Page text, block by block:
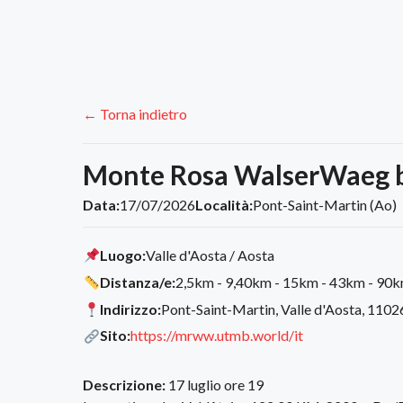
← Torna indietro
Monte Rosa WalserWaeg
Data:17/07/2026Località:Pont-Saint-Martin (Ao)
Luogo:Valle d'Aosta / Aosta
Distanza/e:2,5km - 9,40km - 15km - 43km -
Indirizzo:Pont-Saint-Martin, Valle d'Aosta,
Sito:https://mrww.utmb.world/it
Descrizione: 17 luglio ore 19